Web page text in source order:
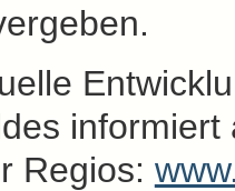
Regios: